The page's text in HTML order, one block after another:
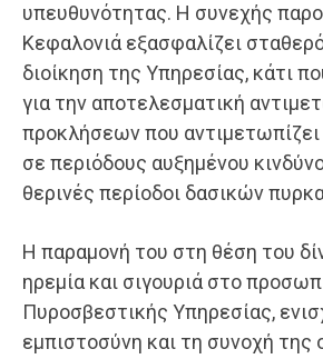
υπευθυνότητας. Η συνεχής
Κεφαλονιά εξασφαλίζει
διοίκηση της Υπηρεσίας, κάτι
για την αποτελεσματική
προκλήσεων που αντιμετωπίζει
σε περιόδους αυξημένου
θερινές περίοδοι δασικών
Η παραμονή του στη θέση του
ηρεμία και σιγουριά στο
Πυροσβεστικής Υπηρεσίας,
εμπιστοσύνη και τη συνοχή της